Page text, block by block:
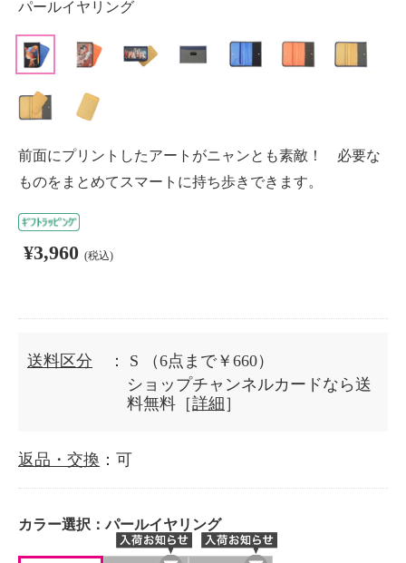
パールイヤリング
前面にプリントしたアートがニャンとも素敵！ 必要な
ものをまとめてスマートに持ち歩きできます。
¥3,960 (税込)
送料区分 ： S
（6点まで￥660）
ショップチャンネルカードなら送
料無料［詳細 ］
返品・交換 ：可
カラー選択：パールイヤリング